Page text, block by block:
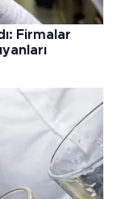
Firmalar